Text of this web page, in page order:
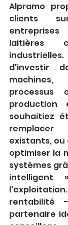
Alpramo
clients
laitières
d'investir
production
souhaitiez
existants, ou
optimiser la
systèmes
rentabilité
partenaire